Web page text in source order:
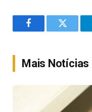
FacebookTwitter
Mais Notícias